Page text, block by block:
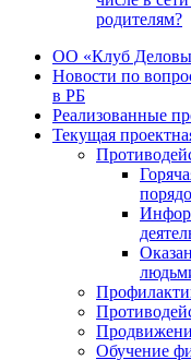
родителям?
ОО «Клуб
Новости по
в РБ
Реализованные
Текущая
Обучение